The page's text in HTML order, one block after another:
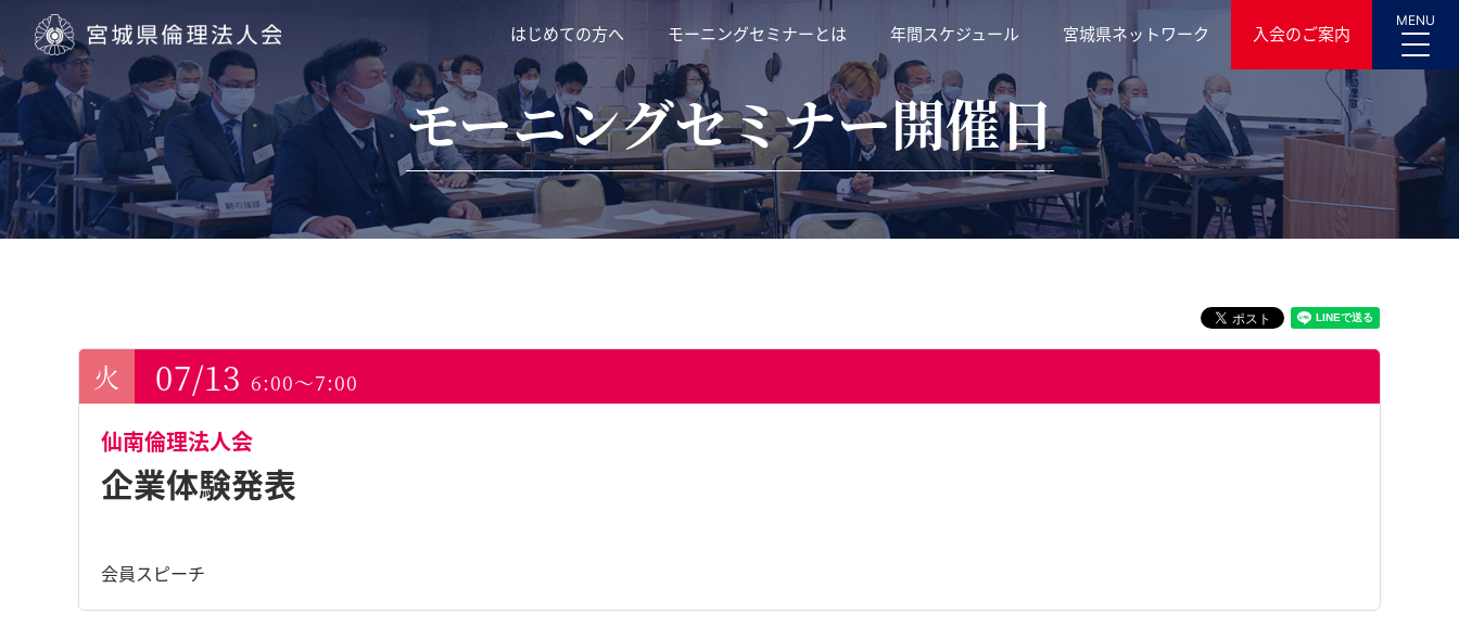
宮城県倫理法人会
はじめての方へ モーニングセミナーとは 年間スケジュール 宮城県ネットワーク 入会のご案内
MENU
モーニングセミナー開催日
07/13 6:00～7:00
仙南倫理法人会
企業体験発表
会員スピーチ